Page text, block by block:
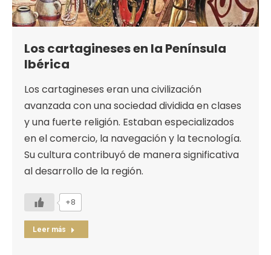
Los cartagineses en la Península
Ibérica
Los cartagineses eran una civilización
avanzada con una sociedad dividida en clases
y una fuerte religión. Estaban especializados
en el comercio, la navegación y la tecnología.
Su cultura contribuyó de manera significativa
al desarrollo de la región.
+8
Leer más